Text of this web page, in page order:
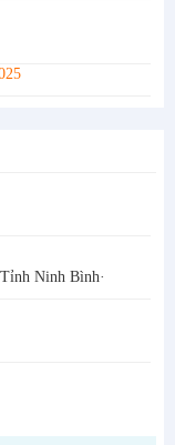
Ninh Bình·